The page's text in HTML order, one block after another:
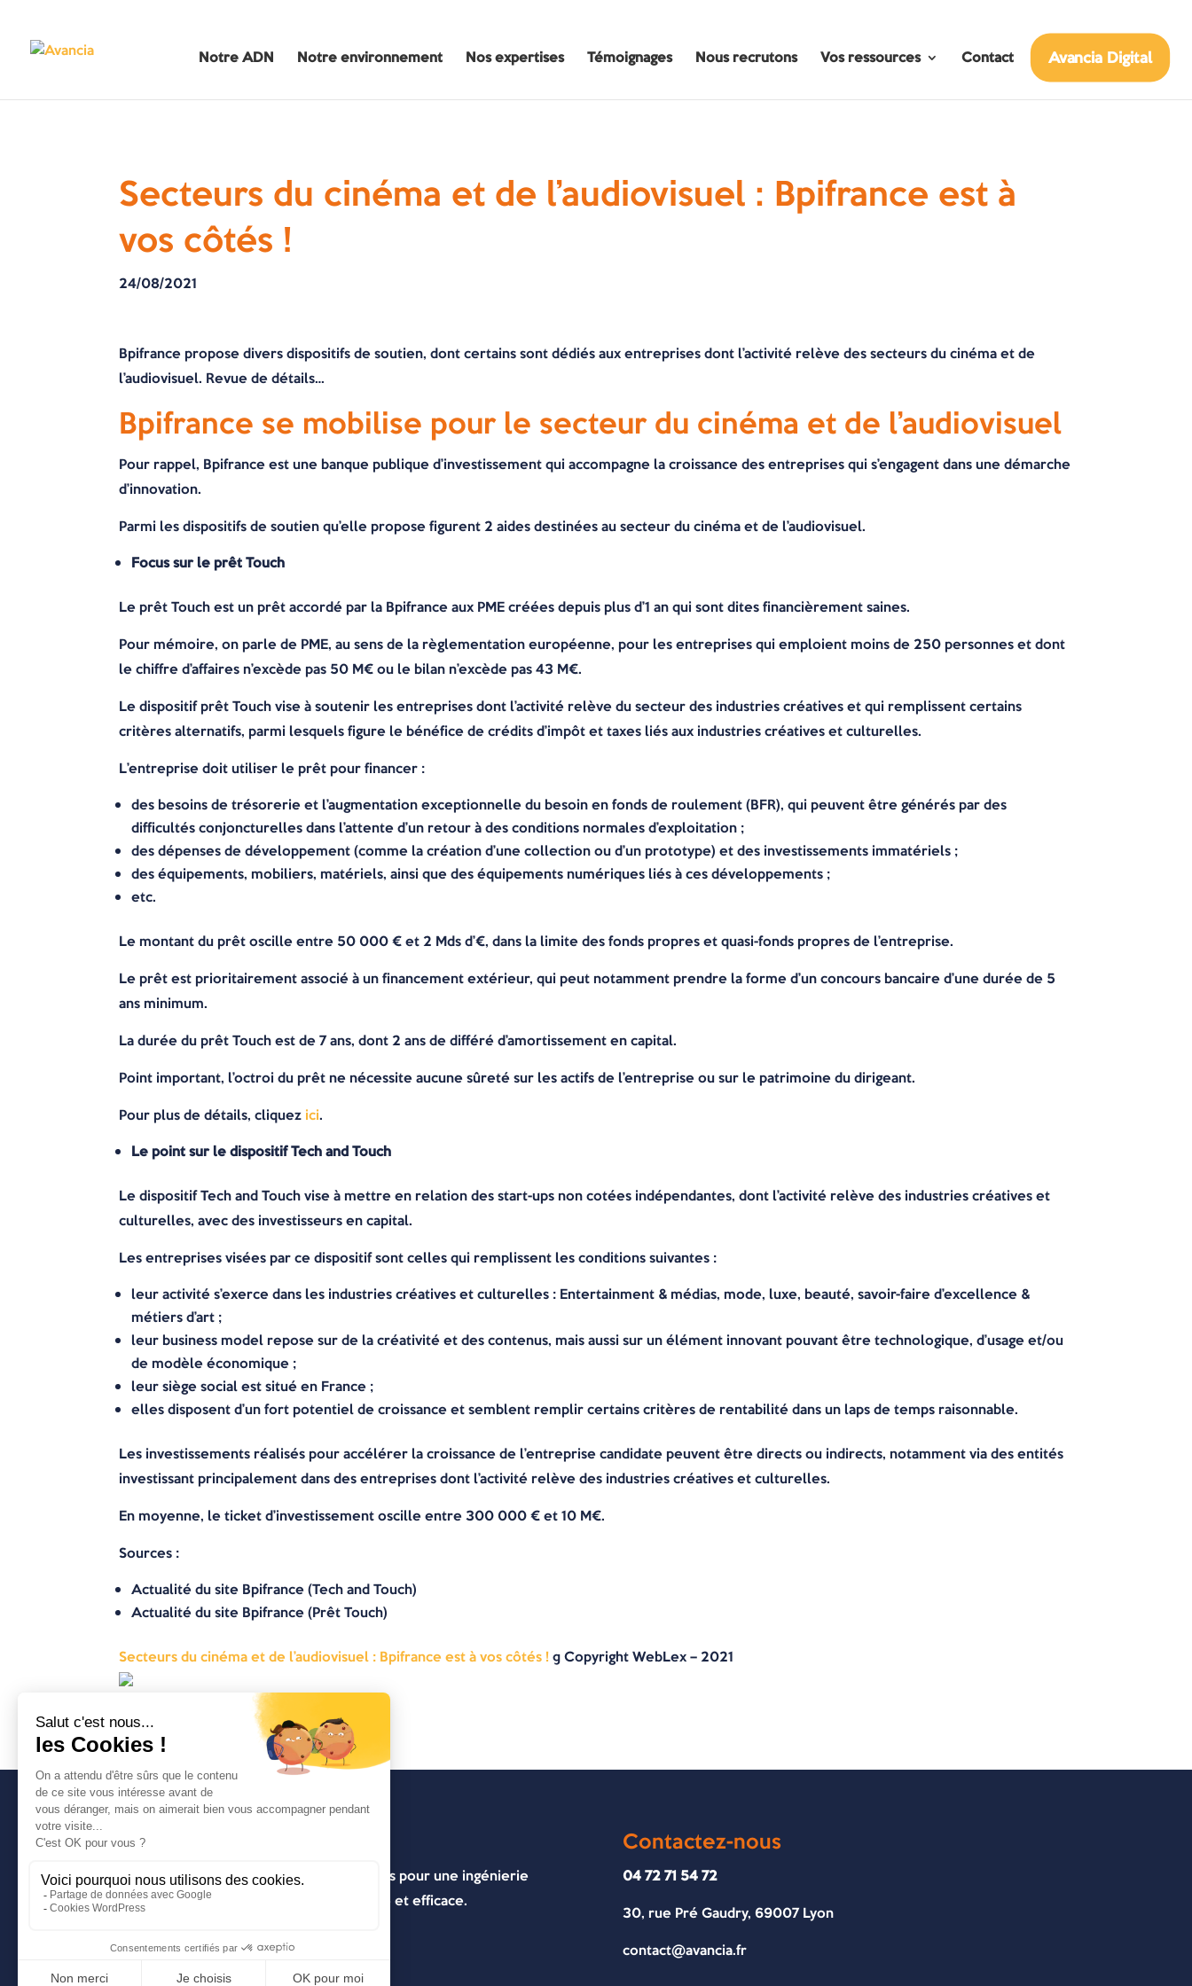
Notre ADN Notre environnement Nos expertises Témoignages Nous recrutons Vos ressources Contact Avancia Digital
Secteurs du cinéma et de l’audiovisuel : Bpifrance est à
vos côtés !
24/08/2021
Bpifrance propose divers dispositifs de soutien, dont certains sont dédiés aux entreprises dont l’activité relève des secteurs du cinéma et de
l’audiovisuel. Revue de détails…
Bpifrance se mobilise pour le secteur du cinéma et de l’audiovisuel
Pour rappel, Bpifrance est une banque publique d’investissement qui accompagne la croissance des entreprises qui s’engagent dans une démarche
d’innovation.
Parmi les dispositifs de soutien qu’elle propose figurent 2 aides destinées au secteur du cinéma et de l’audiovisuel.
Focus sur le prêt Touch
Le prêt Touch est un prêt accordé par la Bpifrance aux PME créées depuis plus d’1 an qui sont dites financièrement saines.
Pour mémoire, on parle de PME, au sens de la règlementation européenne, pour les entreprises qui emploient moins de 250 personnes et dont
le chiffre d’affaires n’excède pas 50 M€ ou le bilan n’excède pas 43 M€.
Le dispositif prêt Touch vise à soutenir les entreprises dont l’activité relève du secteur des industries créatives et qui remplissent certains
critères alternatifs, parmi lesquels figure le bénéfice de crédits d’impôt et taxes liés aux industries créatives et culturelles.
L’entreprise doit utiliser le prêt pour financer :
des besoins de trésorerie et l’augmentation exceptionnelle du besoin en fonds de roulement (BFR), qui peuvent être générés par des
difficultés conjoncturelles dans l’attente d’un retour à des conditions normales d’exploitation ;
des dépenses de développement (comme la création d’une collection ou d’un prototype) et des investissements immatériels ;
des équipements, mobiliers, matériels, ainsi que des équipements numériques liés à ces développements ;
etc.
Le montant du prêt oscille entre 50 000 € et 2 Mds d’€, dans la limite des fonds propres et quasi-fonds propres de l’entreprise.
Le prêt est prioritairement associé à un financement extérieur, qui peut notamment prendre la forme d’un concours bancaire d’une durée de 5
ans minimum.
La durée du prêt Touch est de 7 ans, dont 2 ans de différé d’amortissement en capital.
Point important, l’octroi du prêt ne nécessite aucune sûreté sur les actifs de l’entreprise ou sur le patrimoine du dirigeant.
Pour plus de détails, cliquez ici.
Le point sur le dispositif Tech and Touch
Le dispositif Tech and Touch vise à mettre en relation des start-ups non cotées indépendantes, dont l’activité relève des industries créatives et
culturelles, avec des investisseurs en capital.
Les entreprises visées par ce dispositif sont celles qui remplissent les conditions suivantes :
leur activité s’exerce dans les industries créatives et culturelles : Entertainment & médias, mode, luxe, beauté, savoir-faire d’excellence &
métiers d’art ;
leur business model repose sur de la créativité et des contenus, mais aussi sur un élément innovant pouvant être technologique, d’usage et/ou
de modèle économique ;
leur siège social est situé en France ;
elles disposent d’un fort potentiel de croissance et semblent remplir certains critères de rentabilité dans un laps de temps raisonnable.
Les investissements réalisés pour accélérer la croissance de l’entreprise candidate peuvent être directs ou indirects, notamment via des entités
investissant principalement dans des entreprises dont l’activité relève des industries créatives et culturelles.
En moyenne, le ticket d’investissement oscille entre 300 000 € et 10 M€.
Sources :
Actualité du site Bpifrance (Tech and Touch)
Actualité du site Bpifrance (Prêt Touch)
Secteurs du cinéma et de l’audiovisuel : Bpifrance est à vos côtés !© Copyright WebLex – 2021
Avancia
Un cabinet d’expertise comptable lyonnais pour une ingénierie
entrepreneuriale pragmatique, innovante et efficace.
Contactez-nous
04 72 71 54 72
30, rue Pré Gaudry, 69007 Lyon
contact@avancia.fr